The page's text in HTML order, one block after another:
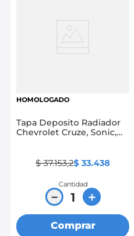
HOMOLOGADO
Tapa Deposito Radiador
Chevrolet Cruze, Sonic,
$ 37.153,2$ 33.438
Cantidad
＋
－
Comprar